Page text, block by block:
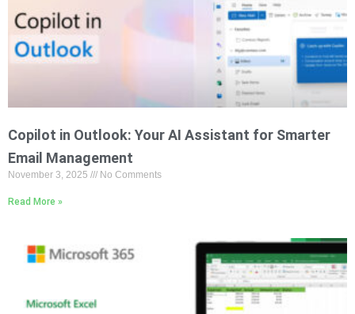
Copilot in Outlook: Your AI Assistant for Smarter
Email Management
November 3, 2025 No Comments
Read More »